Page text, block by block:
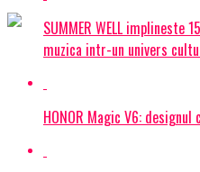
SUMMER WELL implineste
muzica intr-un univers
HONOR Magic V6: designul